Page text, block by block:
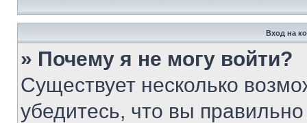
Вход на
» Почему я не могу войти?
Существует несколько
убедитесь, что вы